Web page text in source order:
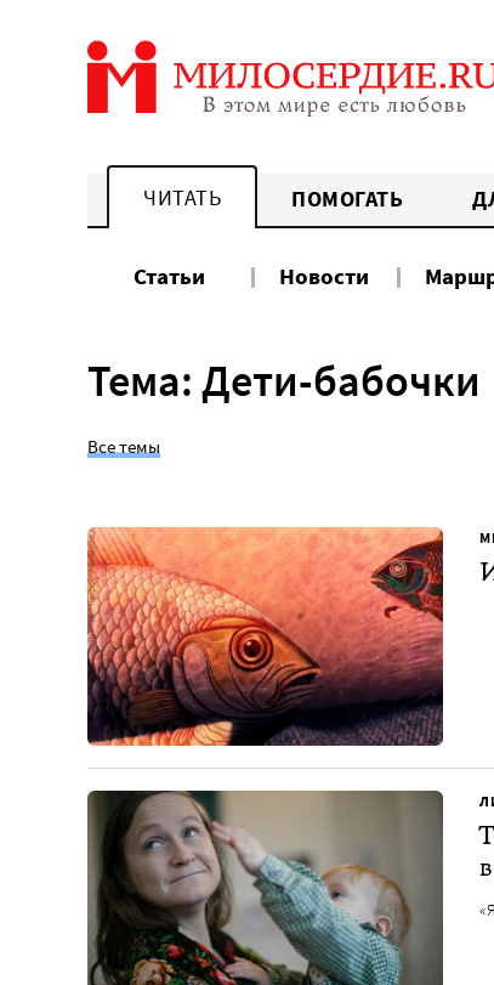
ЧИТАТЬ ПОМОГАТЬ
Статьи Новости
Тема: Дети-бабочки
Все темы